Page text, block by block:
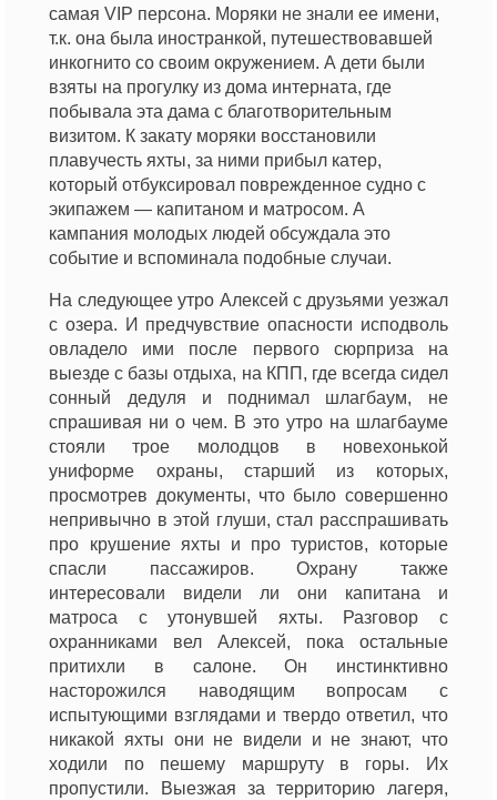
самая VIP персона. Моряки не знали ее имени,
т.к. она была иностранкой, путешествовавшей
инкогнито со своим окружением. А дети были
взяты на прогулку из дома интерната, где
побывала эта дама с благотворительным
визитом. К закату моряки восстановили
плавучесть яхты, за ними прибыл катер,
который отбуксировал поврежденное судно с
экипажем — капитаном и матросом. А
кампания молодых людей обсуждала это
событие и вспоминала подобные случаи.
На следующее утро Алексей с друзьями уезжал
с озера. И предчувствие опасности исподволь
овладело ими после первого сюрприза на
выезде с базы отдыха, на КПП, где всегда сидел
сонный дедуля и поднимал шлагбаум, не
спрашивая ни о чем. В это утро на шлагбауме
стояли трое молодцов в новехонькой
униформе охраны, старший из которых,
просмотрев документы, что было совершенно
непривычно в этой глуши, стал расспрашивать
про крушение яхты и про туристов, которые
спасли пассажиров. Охрану также
интересовали видели ли они капитана и
матроса с утонувшей яхты. Разговор с
охранниками вел Алексей, пока остальные
притихли в салоне. Он инстинктивно
насторожился наводящим вопросам с
испытующими взглядами и твердо ответил, что
никакой яхты они не видели и не знают, что
ходили по пешему маршруту в горы. Их
пропустили. Выезжая за территорию лагеря,